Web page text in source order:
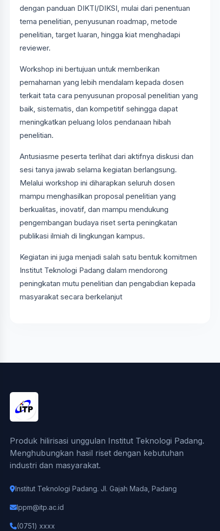
dengan panduan DIKTI/DIKSI, mulai dari penentuan
tema penelitian, penyusunan roadmap, metode
penelitian, target luaran, hingga kiat menghadapi
reviewer.
Workshop ini bertujuan untuk memberikan
pemahaman yang lebih mendalam kepada dosen
terkait tata cara penyusunan proposal penelitian yang
baik, sistematis, dan kompetitif sehingga dapat
meningkatkan peluang lolos pendanaan hibah
penelitian.
Antusiasme peserta terlihat dari aktifnya diskusi dan
sesi tanya jawab selama kegiatan berlangsung.
Melalui workshop ini diharapkan seluruh dosen
mampu menghasilkan proposal penelitian yang
berkualitas, inovatif, dan mampu mendukung
pengembangan budaya riset serta peningkatan
publikasi ilmiah di lingkungan kampus.
Kegiatan ini juga menjadi salah satu bentuk komitmen
Institut Teknologi Padang dalam mendorong
peningkatan mutu penelitian dan pengabdian kepada
masyarakat secara berkelanjut
Produk hilirisasi unggulan Institut Teknologi Padang.
Menghubungkan hasil riset dengan kebutuhan
industri dan masyarakat.
Institut Teknologi Padang. Jl. Gajah Mada, Padang
lppm@itp.ac.id
(0751) xxxx